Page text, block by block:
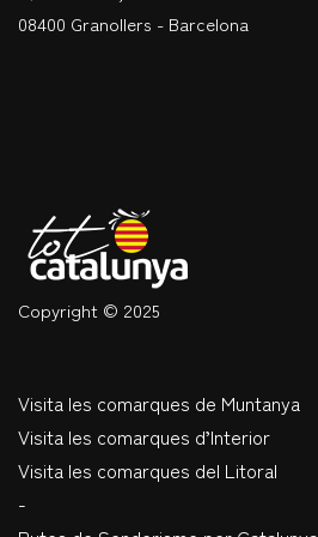
08400 Granollers - Barcelona
Copyright © 2025
Visita les comarques de Muntanya
Visita les comarques d’Interior
Visita les comarques del Litoral
-